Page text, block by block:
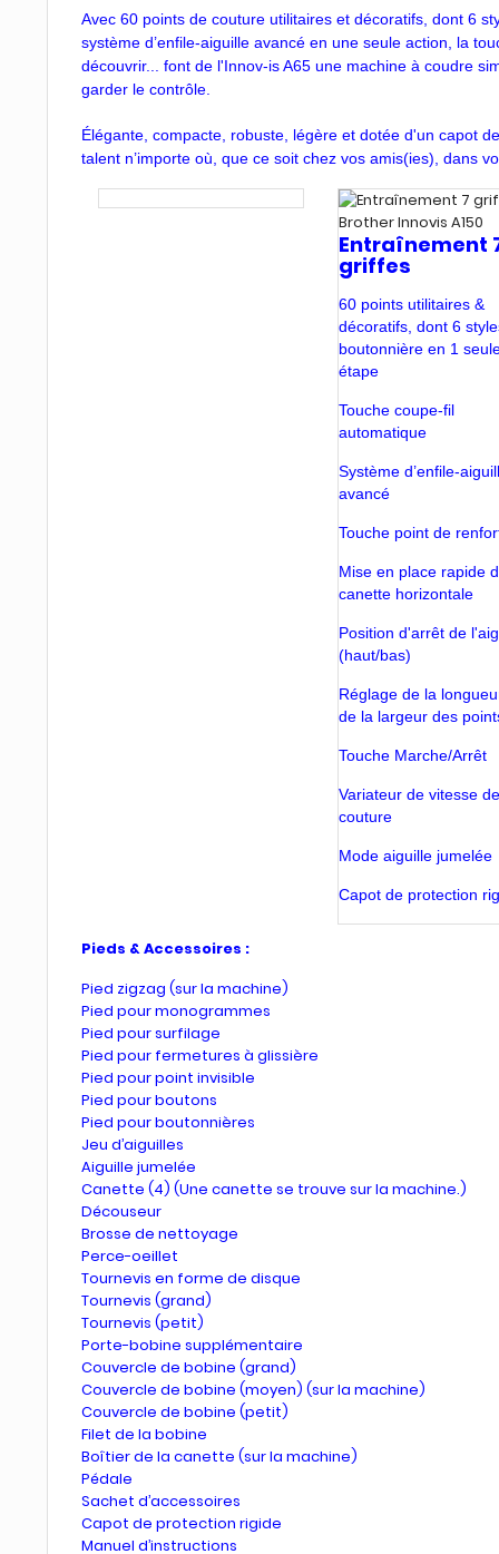
Avec 60 points de couture utilitaires et décoratifs, dont 6
système d’enfile-aiguille avancé en une seule action, la
découvrir... font de l'Innov-is A65 une machine à coudre
garder le contrôle.
Élégante, compacte, robuste, légère et dotée d'un capot
talent n’importe où, que ce soit chez vos amis(ies), dans
Entraînement
griffes
60 points utilitaires &
décoratifs, dont 6
boutonnière en 1
étape
Touche coupe-fil
automatique
Système d’enfile-
avancé
Touche point de
Mise en place rapide
canette horizontale
Position d'arrêt de
(haut/bas)
Réglage de la
de la largeur des
Touche Marche/Arrêt
Variateur de vitesse
couture
Mode aiguille jumelée
Capot de protection
Pieds & Accessoires :
Pied zigzag (sur la machine)
Pied pour monogrammes
Pied pour surfilage
Pied pour fermetures à glissière
Pied pour point invisible
Pied pour boutons
Pied pour boutonnières
Jeu d’aiguilles
Aiguille jumelée
Canette (4) (Une canette se trouve sur la machine.)
Découseur
Brosse de nettoyage
Perce-oeillet
Tournevis en forme de disque
Tournevis (grand)
Tournevis (petit)
Porte-bobine supplémentaire
Couvercle de bobine (grand)
Couvercle de bobine (moyen) (sur la machine)
Couvercle de bobine (petit)
Filet de la bobine
Boîtier de la canette (sur la machine)
Pédale
Sachet d’accessoires
Capot de protection rigide
Manuel d’instructions